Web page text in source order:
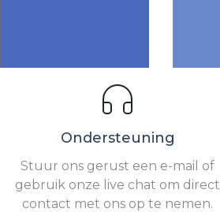
Ondersteuning
Stuur ons gerust een e-mail of
gebruik onze live chat om direct
contact met ons op te nemen.